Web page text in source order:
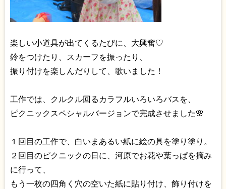
楽しい小道具が出てくるたびに、大興奮♡
鈴をつけたり、スカーフを振ったり、
振り付けを楽しんだりして、歌いました！
工作では、クルクル回るカラフルいろいろバスを、
ピクニックスペシャルバージョンで完成させました🌸
１回目の工作で、白いまあるい紙に絵の具を塗り塗り。
２回目のピクニックの日に、河原でお花や葉っぱを摘み
に行って、
もう一枚の四角く穴の空いた紙に貼り付け、飾り付けを